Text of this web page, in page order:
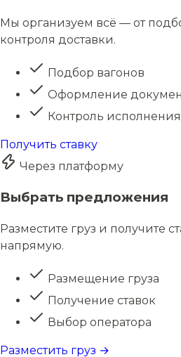
Мы организуем всё — от
контроля доставки.
Подбор вагонов
Оформление
Контроль исполнения
Получить ставку
Через платформу
Выбрать предложения
Разместите груз и получите
напрямую.
Размещение груза
Получение ставок
Выбор оператора
Разместить груз →